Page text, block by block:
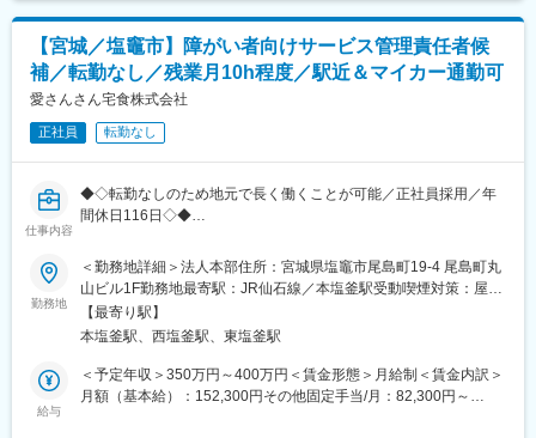
・平均有給休暇取得日数：12.6日
・育児休業取得率：男性→66.7%、女性→100％
■各種手当について：
家族手当、住宅手当あり
イエンス」の融合による独自のスタイルで新たなビジネスモデル
を確立し、広い視野を持って日本の医療の発展に貢献してきまし
スで皆さんの日常生活を支えています。
＜主な事業内容＞
・臨床検査事業
・食の安全サポート（食品分析の受託サービス、施設管理）
・ドーピング検査（WADAから国内唯一認定を受けている機
関） など
■入社後の流れ：
まずは既存社員の方と検診現場に行っていただき、現場で一緒に
業務をこなしながら、
徐々に覚えていただく予定になります。
■就業環境について：
繁忙期と閑散期が明確に分かれているので、ワークライフバラン
スを両立しながらはたらくことが可能です。
『お客様のニーズを迅速かつ的確に捉え、精度の高い検査技術を
もって、みなさまに喜ばれ信頼される健診をお届けする』が我々
のモットーです。
【健康日本２１】の基本方針をふまえ、みなさまの健康づくりや
さま一人一人に目を向けた細やかなサービスをご提供いたしま
す。
【宮城／塩竈市】障がい者向けサービス管理責任者候
補／転勤なし／残業月10h程度／駅近＆マイカー通勤可
愛さんさん宅食株式会社
正社員 転勤なし
仕事内容
◆◇転勤なしのため地元で長く働くことが可能／正社員採用／年
間休日116日◇◆
■業務概要：
障がいをお持ちの方々と共に、働きながら心の支援をするお仕事
です。約20名の障がいをお持ちの方の担当をしていただきます。
■業務内容詳細：
◇ありたい自分の姿と目標設定
◇振り返り面談や連携会議への参加
勤務地
＜勤務地詳細＞法人本部住所：宮城県塩竈市尾島町19‐4 尾島町丸
山ビル1F勤務地最寄駅：JR仙石線／本塩釜駅受動喫煙対策：屋内
全面禁煙変更の範囲：無
【最寄り駅】
本塩釜駅、西塩釜駅、東塩釜駅
給与
＜予定年収＞350万円～400万円＜賃金形態＞月給制＜賃金内訳＞
月額（基本給）：152,300円その他固定手当/月：82,300円～